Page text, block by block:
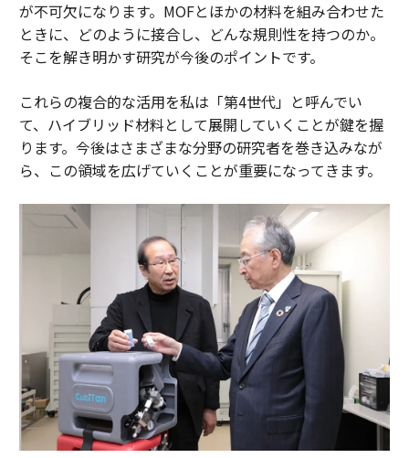
が不可欠になります。MOFとほかの材料を組み合わせた
ときに、どのように接合し、どんな規則性を持つのか。
そこを解き明かす研究が今後のポイントです。
これらの複合的な活用を私は「第4世代」と呼んでい
て、ハイブリッド材料として展開していくことが鍵を握
ります。今後はさまざまな分野の研究者を巻き込みなが
ら、この領域を広げていくことが重要になってきます。